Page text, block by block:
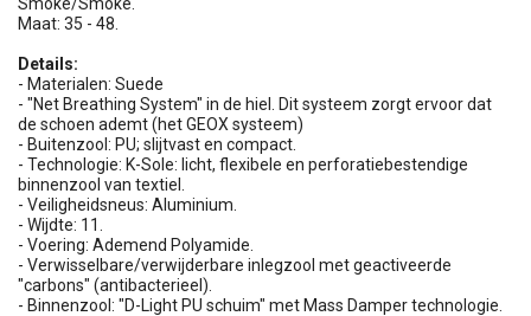
Maat: 35 - 48.
Details:
- Materialen: Suede
- "Net Breathing System" in de hiel. Dit systeem zorgt ervoor dat
de schoen ademt (het GEOX systeem)
- Buitenzool: PU; slijtvast en compact.
- Technologie: K-Sole: licht, flexibele en perforatiebestendige
binnenzool van textiel.
- Veiligheidsneus: Aluminium.
- Wijdte: 11.
- Voering: Ademend Polyamide.
- Verwisselbare/verwijderbare inlegzool met geactiveerde
"carbons" (antibacterieel).
- Binnenzool: "D-Light PU schuim" met Mass Damper technologie.